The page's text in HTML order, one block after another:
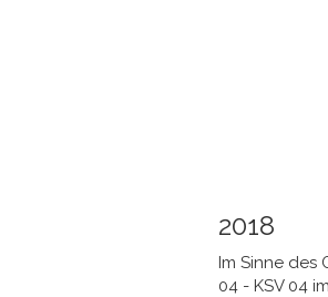
2018
Im Sinne des
04 - KSV 04